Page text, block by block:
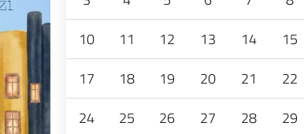
10
11 12 13 14 15
17
18 19 20 21 22
24
25 26 27 28 29